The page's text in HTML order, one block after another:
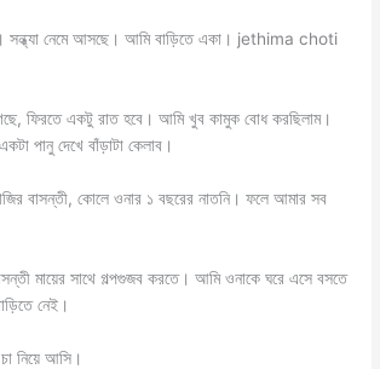
সন্ধ্যা নেমে আসছে। আমি বাড়িতে একা। jethima choti
গেছে, ফিরতে একটু রাত হবে। আমি খুব কামুক বোধ করছিলাম।
পানু দেখে বাঁড়াটা কেলাব।
বাসন্তী, কোলে ওনার ১ বছরের নাতনি। ফলে আমার সব
মায়ের সাথে গল্পগুজব করতে। আমি ওনাকে ঘরে এসে বসতে
নেই।
নিয়ে আসি।